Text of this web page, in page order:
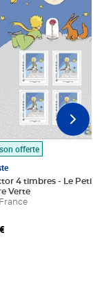
panier
offerte
4 timbres - Le Petit
Verte